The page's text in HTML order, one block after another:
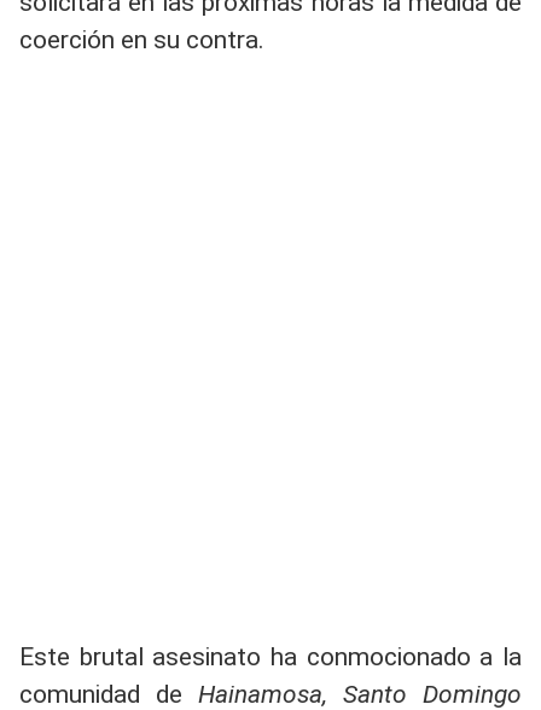
coerción en su contra.
Este brutal asesinato ha conmocionado a la
comunidad de Hainamosa, Santo Domingo